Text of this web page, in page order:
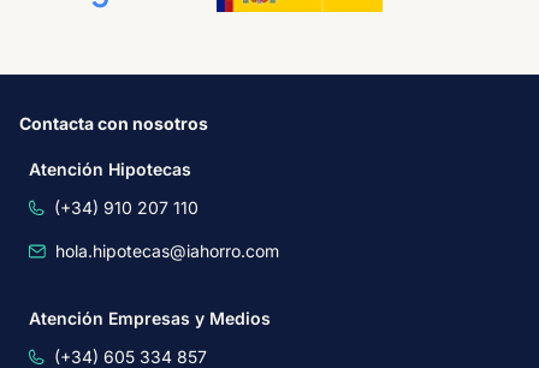
Contacta con nosotros
Atención Hipotecas
(+34) 910 207 110
hola.hipotecas@iahorro.com
Atención Empresas y Medios
(+34) 605 334 857